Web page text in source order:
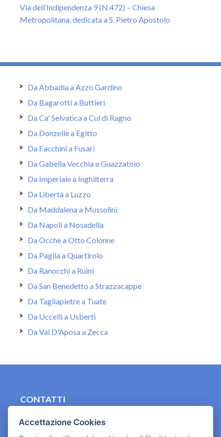
Via dell’Indipendenza 9 (N.472) – Chiesa
Metropolitana, dedicata a S. Pietro Apostolo
Da Abbadia a Azzo Gardino
Da Bagarotti a Buttieri
Da Ca' Selvatica a Cul di Ragno
Da Donzelle a Egitto
Da Facchini a Fusari
Da Gabella Vecchia a Guazzatoio
Da Imperiale a Inghilterra
Da Libertà a Luzzo
Da Maddalena a Mussolini
Da Napoli a Nosadella
Da Ocche a Otto Colonne
Da Paglia a Quartirolo
Da Ranocchi a Ruini
Da San Benedetto a Strazzacappe
Da Tagliapietre a Tuate
Da Uccelli a Usberti
Da Val D'Aposa a Zecca
CONTATTI
Accettazione Cookies